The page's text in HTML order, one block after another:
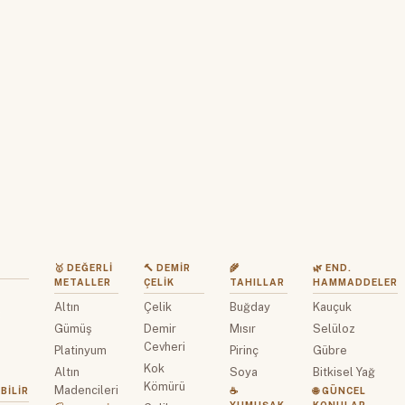
🥇 DEĞERLI
METALLER
Altın
Gümüş
Platinyum
Altın
Madencileri
🔨 DEMIR
ÇELIK
Çelik
Demir
Cevheri
Kok
Kömürü
🌾
TAHILLAR
Buğday
Mısır
Pirinç
Soya
☕
🌿 END.
HAMMADDELER
Kauçuk
Selüloz
Gübre
Bitkisel Yağ
🌐 GÜNCEL